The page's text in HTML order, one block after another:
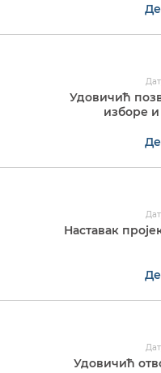
Удовичић
изборе
Наставак
Удовичић